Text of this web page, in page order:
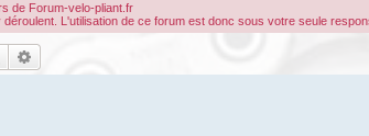
de Forum-velo-pliant.fr
L'utilisation de ce forum est donc sous votre seule
Rechercher